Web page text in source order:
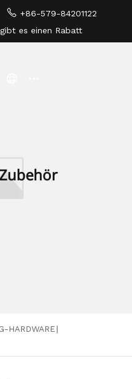
+86-579-84201122
es einen Rabatt
HARDWARE|